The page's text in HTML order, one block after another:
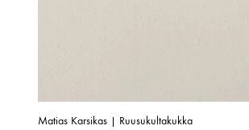
Matias Karsikas | Ruusukultakukka